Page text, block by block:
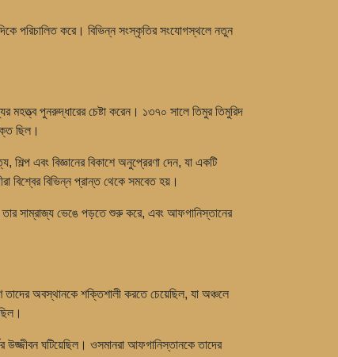
পরিচালিত করে। বিভিন্ন সংস্কৃতির সংযোগস্থলে নতুন
মহত্ত্ব পুনরুদ্ধারের চেষ্টা করেন। ১৩৭০ সালে তিমুর তিমুরিদ
ছিল।
এবং বিজ্ঞানের বিকাশে অনুপ্রেরণা দেন, যা একটি
বিশ্বের বিভিন্ন প্রান্ত থেকে সমবেত হয়।
সাম্রাজ্য ভেঙে পড়তে শুরু করে, এবং আফগানিস্তানের
তাদের অবস্থানকে শক্তিশালী করতে চেয়েছিল, যা অঞ্চলে
উজ্জীবন ঘটিয়েছিল। ওসমানরা আফগানিস্তানকে তাদের